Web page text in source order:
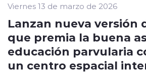
Viernes 13 de marzo de 2026
Lanzan nueva versión
que premia la buena
educación parvularia
un centro espacial